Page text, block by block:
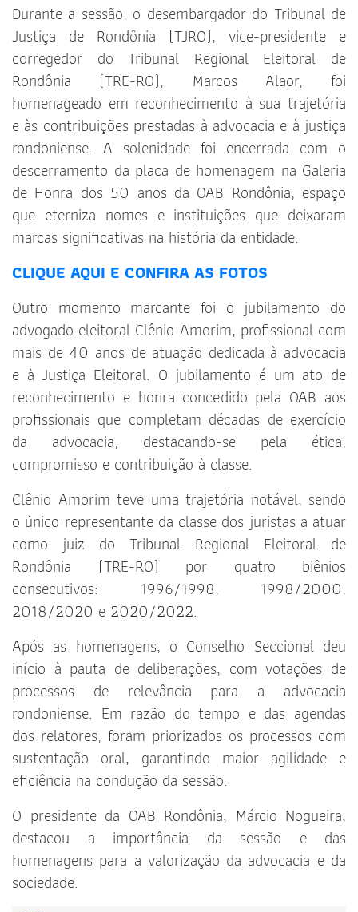
Durante a sessão, o desembargador do Tribunal de
Justiça de Rondônia (TJRO), vice-presidente e
corregedor do Tribunal Regional Eleitoral de
Rondônia (TRE-RO), Marcos Alaor, foi
homenageado em reconhecimento à sua trajetória
e às contribuições prestadas à advocacia e à justiça
rondoniense. A solenidade foi encerrada com o
descerramento da placa de homenagem na Galeria
de Honra dos 50 anos da OAB Rondônia, espaço
que eterniza nomes e instituições que deixaram
marcas significativas na história da entidade.
CLIQUE AQUI E CONFIRA AS FOTOS
Outro momento marcante foi o jubilamento do
advogado eleitoral Clênio Amorim, profissional com
mais de 40 anos de atuação dedicada à advocacia
e à Justiça Eleitoral. O jubilamento é um ato de
reconhecimento e honra concedido pela OAB aos
profissionais que completam décadas de exercício
da advocacia, destacando-se pela ética,
compromisso e contribuição à classe.
Clênio Amorim teve uma trajetória notável, sendo
o único representante da classe dos juristas a atuar
como juiz do Tribunal Regional Eleitoral de
Rondônia (TRE-RO) por quatro biênios
consecutivos: 1996/1998, 1998/2000,
2018/2020 e 2020/2022.
Após as homenagens, o Conselho Seccional deu
início à pauta de deliberações, com votações de
processos de relevância para a advocacia
rondoniense. Em razão do tempo e das agendas
dos relatores, foram priorizados os processos com
sustentação oral, garantindo maior agilidade e
eficiência na condução da sessão.
O presidente da OAB Rondônia, Márcio Nogueira,
destacou a importância da sessão e das
homenagens para a valorização da advocacia e da
sociedade.